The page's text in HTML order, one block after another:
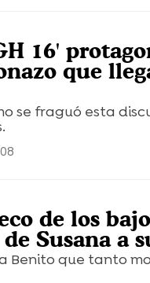
16'
que
se fraguó esta
de los
Susana a
Benito que tanto